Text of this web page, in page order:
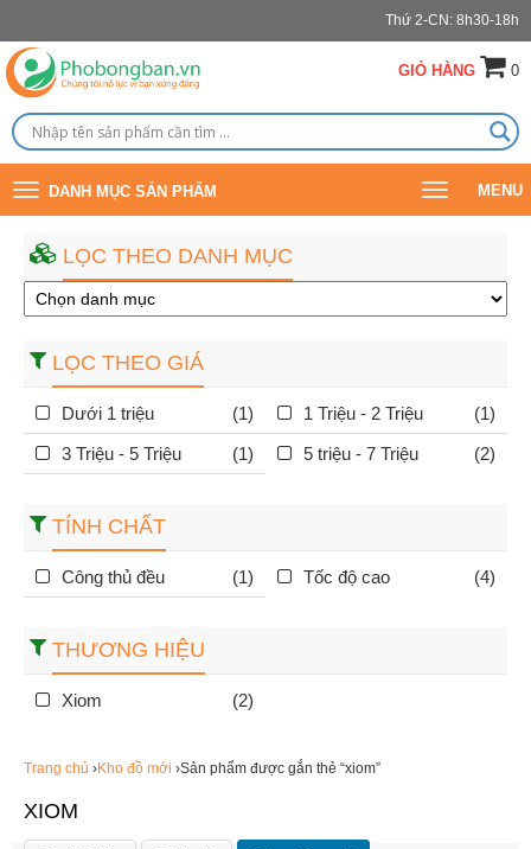
Thứ 2-CN: 8h30-18h
GIỎ HÀNG 0
Toggle
navigation
DANH MỤC SẢN PHẨM
Toggle
navigation
MENU
LỌC THEO DANH MỤC
LỌC THEO GIÁ
Dưới 1 triệu (1) 1 Triệu - 2 Triệu
(1)
3 Triệu - 5 Triệu
(1) 5 triệu - 7 Triệu (2)
TÍNH CHẤT
Công thủ đều (1) Tốc độ cao (4)
THƯƠNG HIỆU
Xiom (2)
Trang chủ ›Kho đồ mới ›Sản phẩm được gắn thẻ “xiom”
XIOM